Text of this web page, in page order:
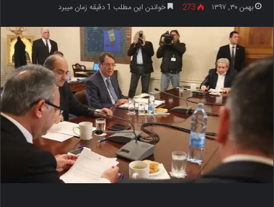
بهمن ۳۰, ۱۳۹۷ 273 خواندن این مطلب 1 دقیقه زمان میبرد